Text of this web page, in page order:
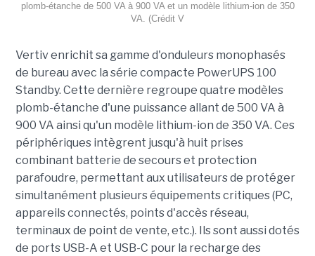
plomb-étanche de 500 VA à 900 VA et un modèle lithium-ion de 350
VA. (Crédit V
Vertiv enrichit sa gamme d'onduleurs monophasés
de bureau avec la série compacte PowerUPS 100
Standby. Cette dernière regroupe quatre modèles
plomb-étanche d'une puissance allant de 500 VA à
900 VA ainsi qu'un modèle lithium-ion de 350 VA. Ces
périphériques intègrent jusqu'à huit prises
combinant batterie de secours et protection
parafoudre, permettant aux utilisateurs de protéger
simultanément plusieurs équipements critiques (PC,
appareils connectés, points d'accès réseau,
terminaux de point de vente, etc.). Ils sont aussi dotés
de ports USB-A et USB-C pour la recharge des